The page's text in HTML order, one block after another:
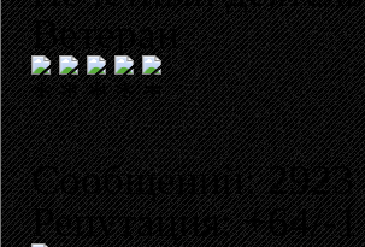
Ветеран
Сообщений: 2923
Репутация: +64/-1